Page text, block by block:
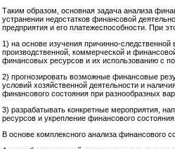
Таким образом, основная задача анализа
устранении недостатков финансовой
предприятия и его платежеспособности. При
1) на основе изучения причинно-
производственной, коммерческой и
финансовых ресурсов и их использованию с
2) прогнозировать возможные финансовые
условий хозяйственной деятельности и
финансового состояния при разнообразных
3) разрабатывать конкретные мероприятия,
ресурсов и укрепление финансового
В основе комплексного анализа финансового